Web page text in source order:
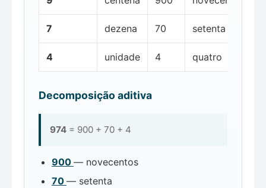
7 dezena 70 setenta
4 unidade 4 quatro
Decomposição aditiva
974 = 900 + 70 + 4
900 — novecentos
70 — setenta